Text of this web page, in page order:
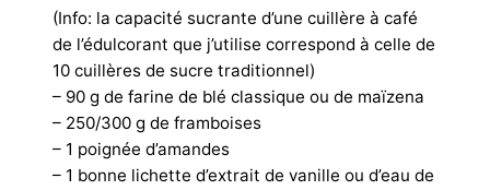
(Info: la capacité sucrante d’une cuillère à café
de l’édulcorant que j’utilise correspond à celle de
10 cuillères de sucre traditionnel)
– 90 g de farine de blé classique ou de maïzena
– 250/300 g de framboises
– 1 poignée d’amandes
– 1 bonne lichette d’extrait de vanille ou d’eau de